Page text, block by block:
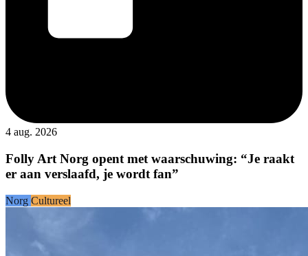
4 aug. 2026
Folly Art Norg opent met waarschuwing: “Je raakt
er aan verslaafd, je wordt fan”
Norg Cultureel